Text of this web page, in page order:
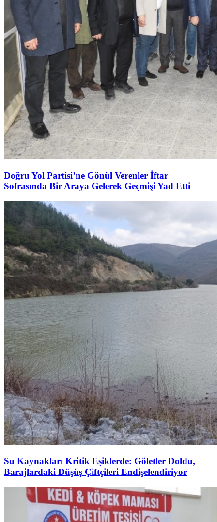
Doğru Yol Partisi’ne Gönül Verenler İftar
Sofrasında Bir Araya Gelerek Geçmişi Yad Etti
Su Kaynakları Kritik Eşiklerde: Göletler Doldu,
Barajlardaki Düşüş Çiftçileri Endişelendiriyor